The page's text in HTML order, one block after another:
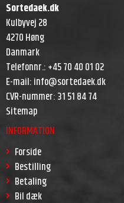
Sortedaek.dk
Kulbyvej 28
4270 Høng
Danmark
Telefonnr.:+45 70 40 01 02
E-mail:info@sortedaek.dk
CVR-nummer:31 51 84 74
Sitemap
INFORMATION
Forside
Bestilling
Betaling
Bil dæk